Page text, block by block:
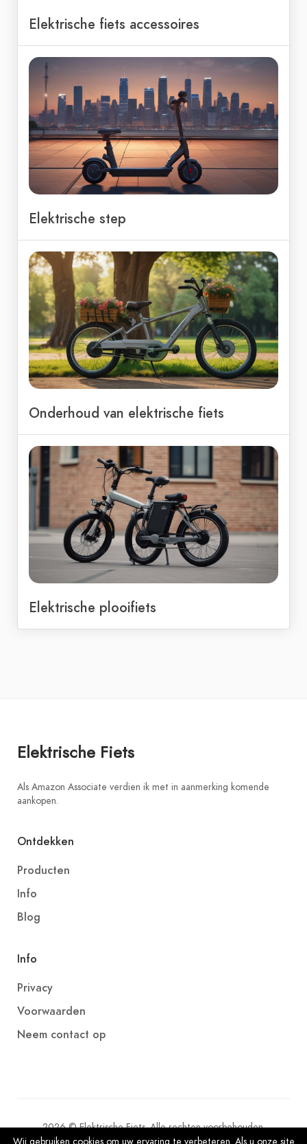
Elektrische fiets accessoires
Elektrische step
Onderhoud van elektrische fiets
Elektrische plooifiets
Elektrische Fiets
Als Amazon Associate verdien ik met in aanmerking komende
aankopen.
Ontdekken
Producten
Info
Blog
Info
Privacy
Voorwaarden
Neem contact op
2026 © Elektrische Fiets. Alle rechten voorbehouden.